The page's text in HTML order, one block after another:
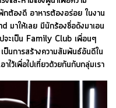
ต้องดี อาหารต้องอร่อย ในงาน
มาให้เลย มีนักร้องชื่อดังมาเอน
ปจะเป็น Family Club เพื่อนๆ
ป็นการสร้างความสัมพันธ์อันดีใน
ไว้เพื่อไปเที่ยวด้วยกันกับกลุ่มเรา